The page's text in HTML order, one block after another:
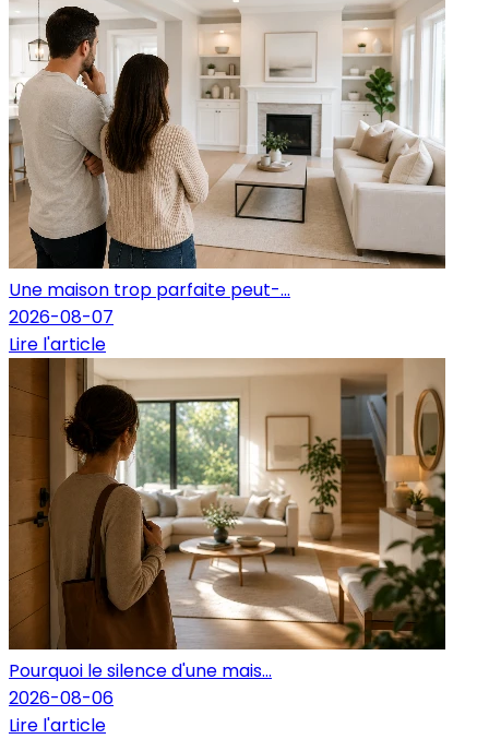
Une maison trop parfaite peut-...
2026-08-07
Lire l'article
Pourquoi le silence d'une mais...
2026-08-06
Lire l'article